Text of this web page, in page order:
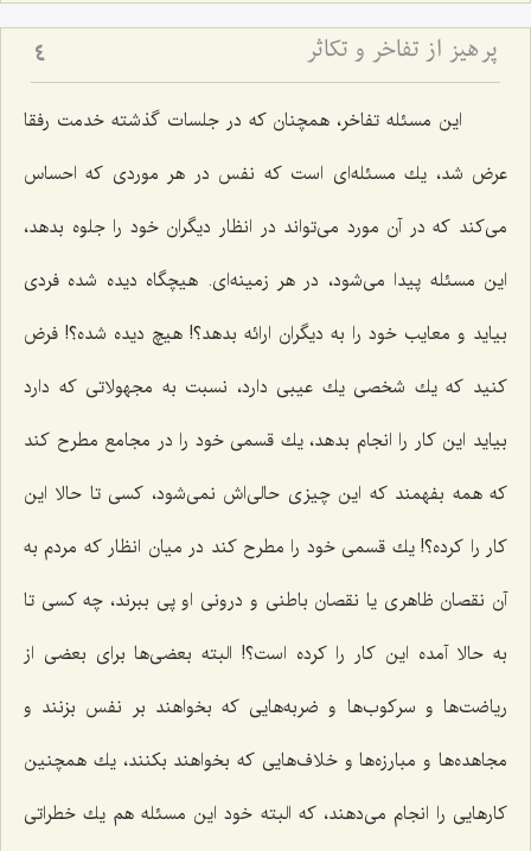
پرهیز از تفاخر و تكاثر 4
این مسئله تفاخر، همچنان كه در جلسات گذشته خدمت رفقا
عرض شد، یك مسئله‌ای است كه نفس در هر موردی كه احساس
می‌كند كه در آن مورد می‌تواند در انظار دیگران خود را جلوه بدهد،
این مسئله پیدا می‌شود، در هر زمینه‌ای. هیچگاه دیده شده فردی
بیاید و معایب خود را به دیگران ارائه بدهد؟! هیچ دیده شده؟! فرض
كنید كه یك شخصی یك عیبی دارد، نسبت به مجهولاتی كه دارد
بیاید این كار را انجام بدهد، یك قسمی خود را در مجامع مطرح كند
كه همه بفهمند كه این چیزی حالی‌اش نمی‌شود، كسی تا حالا این
كار را كرده؟! یك قسمی خود را مطرح كند در میان انظار كه مردم به
آن نقصان ظاهری یا نقصان باطنی و درونی او پی ببرند، چه كسی تا
به حالا آمده این كار را كرده است؟! البته بعضی‌ها برای بعضی از
ریاضت‌ها و سركوب‌ها و ضربه‌هایی كه بخواهند بر نفس بزنند و
مجاهده‌ها و مبارزه‌ها و خلاف‌هایی كه بخواهند بكنند، یك همچنین
كارهایی را انجام می‌دهند، كه البته خود این مسئله هم یك خطراتی